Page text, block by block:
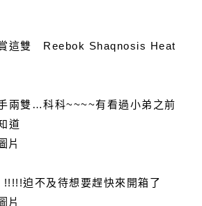
這雙 Reebok Shaqnosis Heat
兩雙…科科~~~~有看過小弟之前
道
迫不及待想要趕快來開箱了